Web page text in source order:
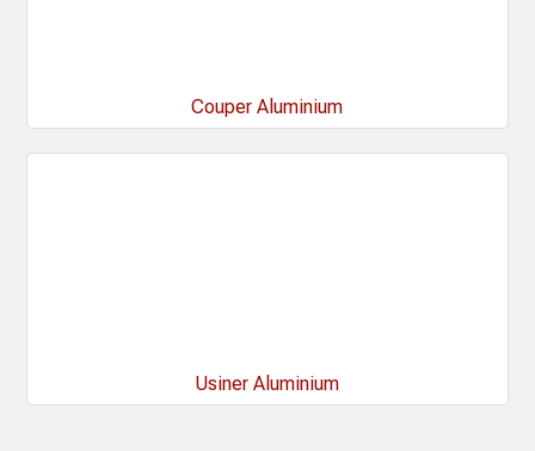
Couper Aluminium
Usiner Aluminium